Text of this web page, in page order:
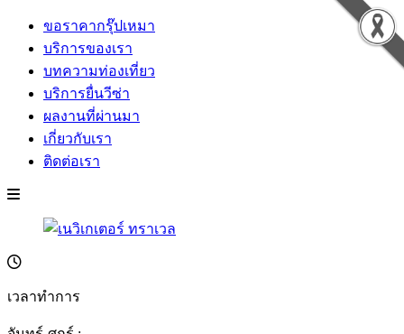
ขอราคากรุ๊ปเหมา
บริการของเรา
บทความท่องเที่ยว
บริการยื่นวีซ่า
ผลงานที่ผ่านมา
เกี่ยวกับเรา
ติดต่อเรา
เวลาทำการ